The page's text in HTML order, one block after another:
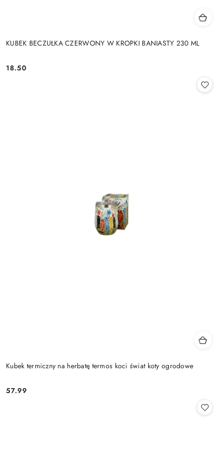
KUBEK BECZUŁKA CZERWONY W KROPKI BANIASTY 230 ML
Cena:
18.50
Kubek termiczny na herbatę termos koci świat koty ogrodowe
Cena:
57.99